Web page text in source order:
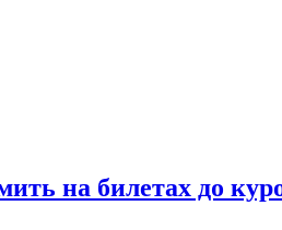
на билетах до